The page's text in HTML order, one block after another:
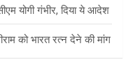
योगी गंभीर, दिया ये आदेश
को भारत रत्न देने की मांग